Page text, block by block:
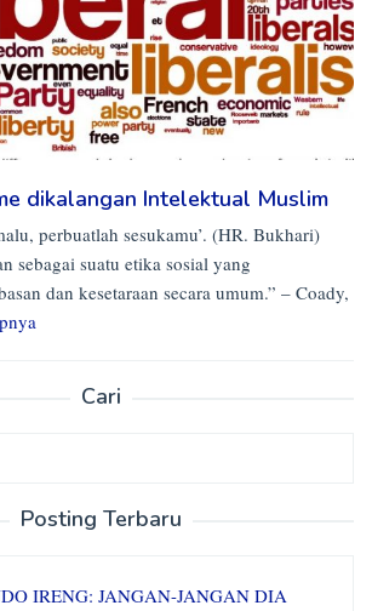
dikalangan Intelektual Muslim
perbuatlah sesukamu’. (HR. Bukhari)
sebagai suatu etika sosial yang
dan kesetaraan secara umum.” – Coady,
Cari
Posting Terbaru
IRENG: JANGAN-JANGAN DIA